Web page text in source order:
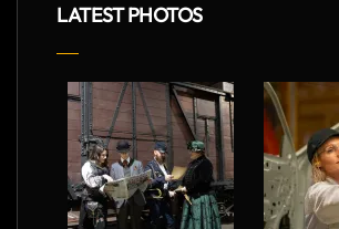
LATEST PHOTOS